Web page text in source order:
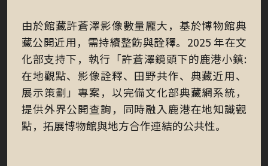
由於館藏許蒼澤影像數量龐大，基於博物館典
藏公開近用，需持續整飭與詮釋。2025 年在文
化部支持下，執行「許蒼澤鏡頭下的鹿港小鎮:
在地觀點、影像詮釋、田野共作、典藏近用、
展示策劃」專案，以完備文化部典藏網系統，
提供外界公開查詢，同時融入鹿港在地知識觀
點，拓展博物館與地方合作連結的公共性。